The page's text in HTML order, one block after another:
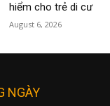
hiểm cho trẻ di cư
August 6, 2026
NGÀY